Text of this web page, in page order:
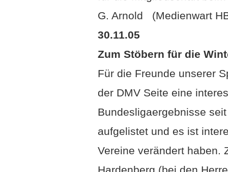
G. Arnold (Medienwart
30.11.05
Zum Stöbern für die
Für die Freunde unserer
der DMV Seite eine
Bundesligaergebnisse
aufgelistet und es ist
Vereine verändert haben.